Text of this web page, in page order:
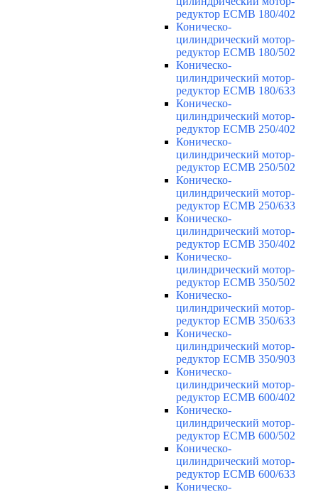
редуктор ECMB 180/402
Коническо-
цилиндрический мотор-
редуктор ECMB 180/502
Коническо-
цилиндрический мотор-
редуктор ECMB 180/633
Коническо-
цилиндрический мотор-
редуктор ECMB 250/402
Коническо-
цилиндрический мотор-
редуктор ECMB 250/502
Коническо-
цилиндрический мотор-
редуктор ECMB 250/633
Коническо-
цилиндрический мотор-
редуктор ECMB 350/402
Коническо-
цилиндрический мотор-
редуктор ECMB 350/502
Коническо-
цилиндрический мотор-
редуктор ECMB 350/633
Коническо-
цилиндрический мотор-
редуктор ECMB 350/903
Коническо-
цилиндрический мотор-
редуктор ECMB 600/402
Коническо-
цилиндрический мотор-
редуктор ECMB 600/502
Коническо-
цилиндрический мотор-
редуктор ECMB 600/633
Коническо-